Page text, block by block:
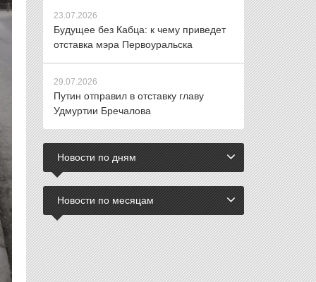
23.07.2026
Будущее без Кабца: к чему приведет
отставка мэра Первоуральска
29.07.2026
Путин отправил в отставку главу
Удмуртии Бречалова
Новости по дням
Новости по месяцам